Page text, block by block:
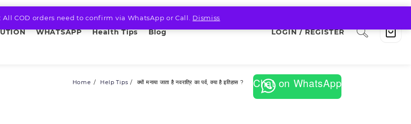
COD orders need to confirm via WhatsApp or Call. Dismiss
WHATSAPP Health Tips Blog LOGIN / REGISTER
Home Help Tips क्‍यों मनाया जाता है नवरात्रि का पर्व, क्‍या है इतिहास ? Chat on WhatsApp